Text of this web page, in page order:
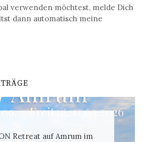
verwenden möchtest, melde Dich
dann automatisch meine
Retreat auf Amrum im